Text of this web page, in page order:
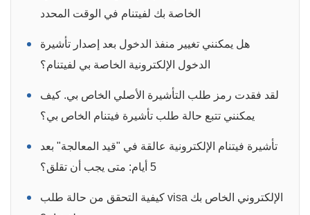
الخاصة بك لفيتنام في الوقت المحدد
هل يمكنني تغيير منفذ الدخول بعد إصدار تأشيرة
الدخول الإلكترونية الخاصة بي لفيتنام؟
لقد فقدت رمز طلب التأشيرة الأصلي الخاص بي. كيف
يمكنني تتبع حالة طلب تأشيرة فيتنام الخاص بي؟
تأشيرة فيتنام الإلكترونية عالقة في "قيد المعالجة" بعد
5 أيام: متى يجب أن تقلق؟
كيفية التحقق من حالة طلب visa الإلكتروني الخاص بك